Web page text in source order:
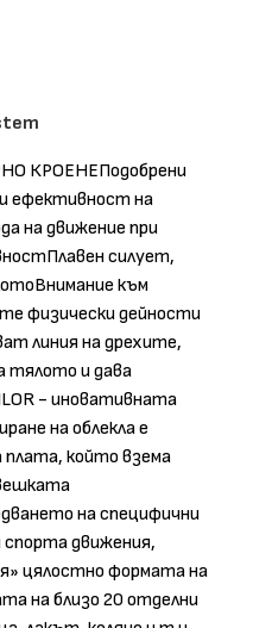
КРОЕНЕПодобрени
ефективност на
на движение при
силует,
към
физически дейности
линия на дрехите,
тялото и дава
- иновативната
на облекла е
плата, който взема
на специфични
спорта движения,
цялостно формата на
на близо 20 отделни